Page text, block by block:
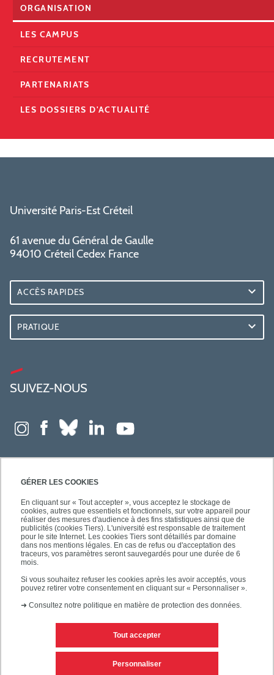
GÉRER LES COOKIES
En cliquant sur « Tout accepter », vous acceptez le stockage de
cookies, autres que essentiels et fonctionnels, sur votre appareil pour
réaliser des mesures d'audience à des fins statistiques ainsi que de
publicités (cookies Tiers). L'université est responsable de traitement
pour le site Internet. Les cookies Tiers sont détaillés par domaine
dans nos mentions légales. En cas de refus ou d'acceptation des
traceurs, vos paramètres seront sauvegardés pour une durée de 6
mois.
Si vous souhaitez refuser les cookies après les avoir acceptés, vous
pouvez retirer votre consentement en cliquant sur « Personnaliser ».
➜ Consultez notre politique en matière de protection des données.
Tout accepter
Personnaliser
ORGANISATION
LES CAMPUS
RECRUTEMENT
PARTENARIATS
LES DOSSIERS D'ACTUALITÉ
Université Paris-Est Créteil
61 avenue du Général de Gaulle
94010 Créteil Cedex France
ACCÈS RAPIDES
PRATIQUE
SUIVEZ-NOUS
Mentions légales